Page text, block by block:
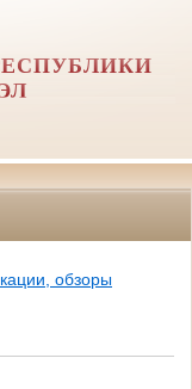
обзоры